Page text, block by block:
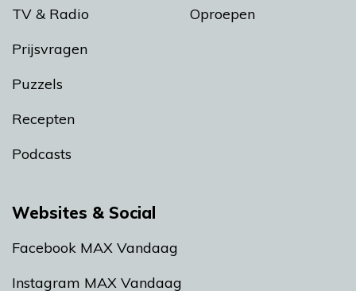
TV & Radio
Prijsvragen
Puzzels
Recepten
Podcasts
Oproepen
Websites & Social
Facebook MAX Vandaag
Instagram MAX Vandaag